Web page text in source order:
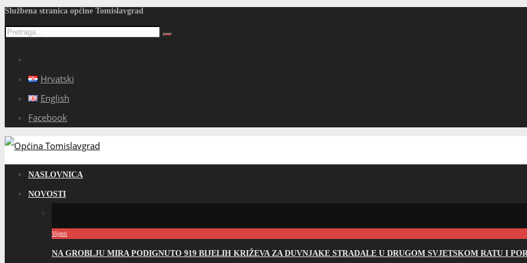
Službena stranica općine Tomislavgrad
Hrvatski
English
Facebook
NASLOVNICA
NOVOSTI
Vijesti
NA GROBLJU MIRA PODIGNUTO 919 BIJELIH KRIŽEVA ZA DUVNJAKE STRADALE U DRUGOM SVJETSKOM RATU I